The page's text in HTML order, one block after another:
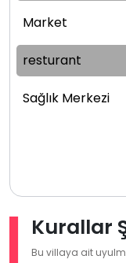
Market
resturant
Sağlık Merkezi
Kurallar
Bu villaya ait